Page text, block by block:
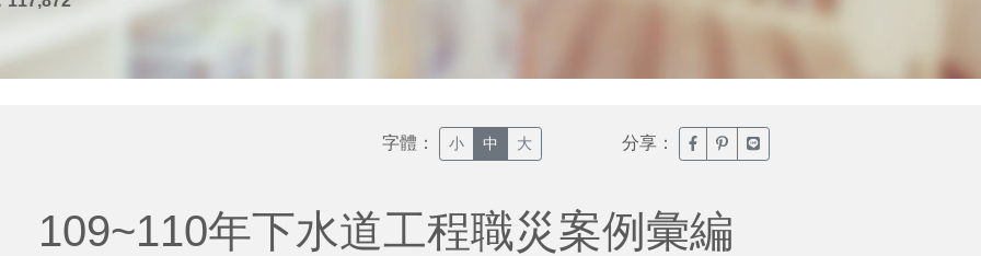
字體： 小 中 大 分享： 臉書分享(另開新視窗)
噗浪分享(另開新視窗)
Line分享(另開新視窗)
109~110年下水道工程職災案例彙編